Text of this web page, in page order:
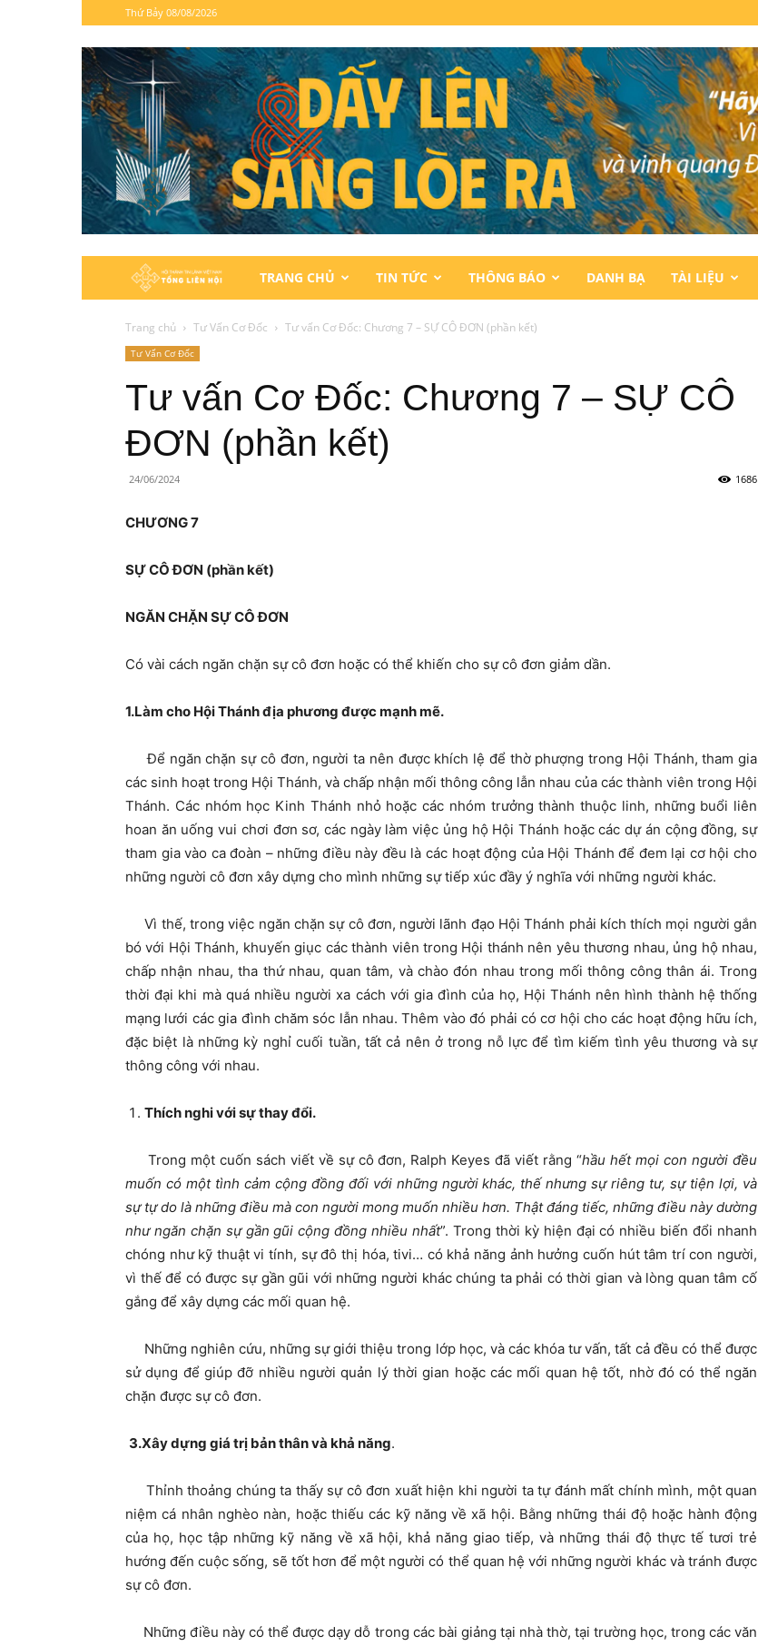
Thứ Bảy 08/08/2026
Hội
Thánh
Lành
Việt
TRANG CHỦ TIN TỨC THÔNG BÁO DANH BẠ TÀI LIỆU
Trang chủ Tư Vấn Cơ Đốc Tư vấn Cơ Đốc: Chương 7 – SỰ CÔ ĐƠN (phần kết)
Tư Vấn Cơ Đốc
Tư vấn Cơ Đốc: Chương 7 – SỰ CÔ
ĐƠN (phần kết)
24/06/2024 1686
CHƯƠNG 7
SỰ CÔ ĐƠN (phần kết)
NGĂN CHẶN SỰ CÔ ĐƠN
Có vài cách ngăn chặn sự cô đơn hoặc có thể khiến cho sự cô đơn giảm dần.
1.Làm cho Hội Thánh địa phương được mạnh mẽ.
Để ngăn chặn sự cô đơn, người ta nên được khích lệ để thờ phượng trong Hội Thánh, tham gia
các sinh hoạt trong Hội Thánh, và chấp nhận mối thông công lẫn nhau của các thành viên trong Hội
Thánh. Các nhóm học Kinh Thánh nhỏ hoặc các nhóm trưởng thành thuộc linh, những buổi liên
hoan ăn uống vui chơi đơn sơ, các ngày làm việc ủng hộ Hội Thánh hoặc các dự án cộng đồng, sự
tham gia vào ca đoàn – những điều này đều là các hoạt động của Hội Thánh để đem lại cơ hội cho
những người cô đơn xây dựng cho mình những sự tiếp xúc đầy ý nghĩa với những người khác.
Vì thế, trong việc ngăn chặn sự cô đơn, người lãnh đạo Hội Thánh phải kích thích mọi người gắn
bó với Hội Thánh, khuyến giục các thành viên trong Hội thánh nên yêu thương nhau, ủng hộ nhau,
chấp nhận nhau, tha thứ nhau, quan tâm, và chào đón nhau trong mối thông công thân ái. Trong
thời đại khi mà quá nhiều người xa cách với gia đình của họ, Hội Thánh nên hình thành hệ thống
mạng lưới các gia đình chăm sóc lẫn nhau. Thêm vào đó phải có cơ hội cho các hoạt động hữu ích,
đặc biệt là những kỳ nghỉ cuối tuần, tất cả nên ở trong nỗ lực để tìm kiếm tình yêu thương và sự
thông công với nhau.
Thích nghi với sự thay đổi.
Trong một cuốn sách viết về sự cô đơn, Ralph Keyes đã viết rằng “hầu hết mọi con người đều
muốn có một tình cảm cộng đồng đối với những người khác, thế nhưng sự riêng tư, sự tiện lợi, và
sự tự do là những điều mà con người mong muốn nhiều hơn. Thật đáng tiếc, những điều này dường
như ngăn chặn sự gần gũi cộng đồng nhiều nhất”. Trong thời kỳ hiện đại có nhiều biến đổi nhanh
chóng như kỹ thuật vi tính, sự đô thị hóa, tivi… có khả năng ảnh hưởng cuốn hút tâm trí con người,
vì thế để có được sự gần gũi với những người khác chúng ta phải có thời gian và lòng quan tâm cố
gắng để xây dựng các mối quan hệ.
Những nghiên cứu, những sự giới thiệu trong lớp học, và các khóa tư vấn, tất cả đều có thể được
sử dụng để giúp đỡ nhiều người quản lý thời gian hoặc các mối quan hệ tốt, nhờ đó có thể ngăn
chặn được sự cô đơn.
3.Xây dựng giá trị bản thân và khả năng.
Thỉnh thoảng chúng ta thấy sự cô đơn xuất hiện khi người ta tự đánh mất chính mình, một quan
niệm cá nhân nghèo nàn, hoặc thiếu các kỹ năng về xã hội. Bằng những thái độ hoặc hành động
của họ, học tập những kỹ năng về xã hội, khả năng giao tiếp, và những thái độ thực tế tươi trẻ
hướng đến cuộc sống, sẽ tốt hơn để một người có thể quan hệ với những người khác và tránh được
sự cô đơn.
Những điều này có thể được dạy dỗ trong các bài giảng tại nhà thờ, tại trường học, trong các văn